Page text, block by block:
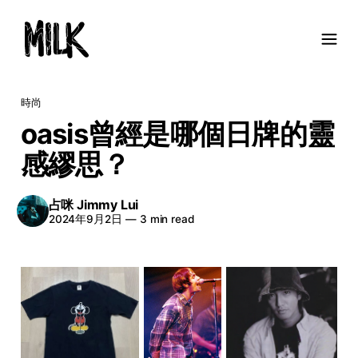
時尚
oasis曾經是哪個日牌的靈
感繆思？
占咪 Jimmy Lui
2024年9月2日 —3 min read